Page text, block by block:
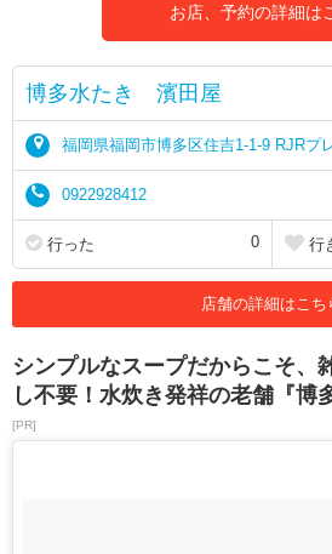
お店、予約の詳細は
博多水たき 濱田屋
福岡県福岡市博多区住吉1-1-9 RJRプ
0922928412
行った 0 行
店舗の詳細はこち
シンプルなスープだからこそ、
し不要！水炊き発祥の老舗『博
[PR]